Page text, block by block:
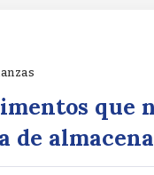
que
de